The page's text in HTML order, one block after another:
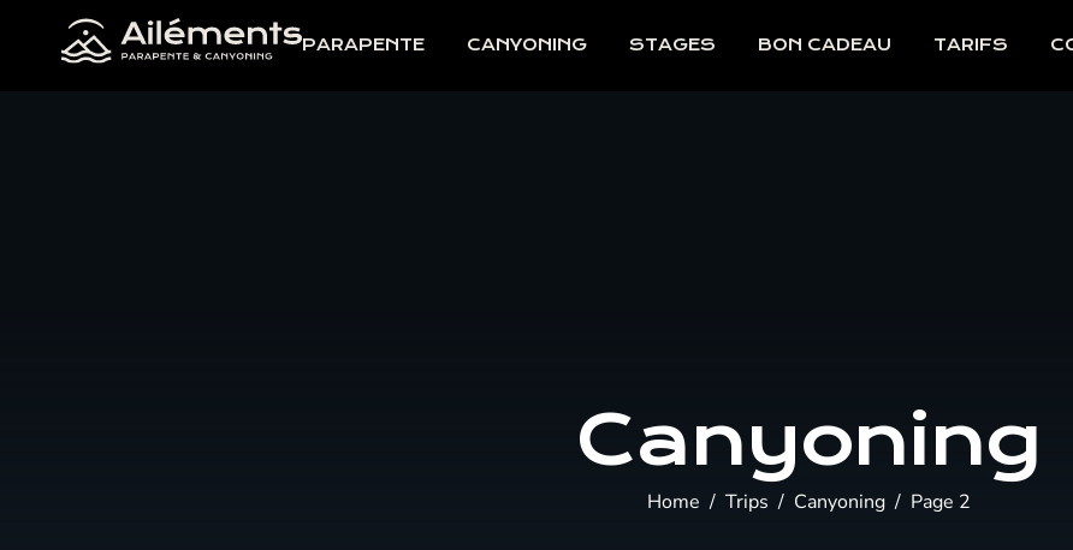
PARAPENTE CANYONING STAGES BON CADEAU TARIFS
Canyoning
Home Trips Canyoning Page 2